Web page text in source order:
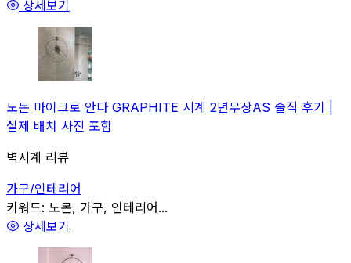
상세보기
노몬 마이크로 안다 GRAPHITE 시계 2년무상AS 솔직 후기 |
실제 배치 사진 포함
벽시계 리뷰
가구/인테리어
관련
키워드: 노몬, 가구, 인테리어...
상세보기